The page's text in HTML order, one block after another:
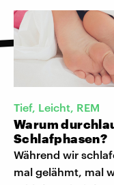
Tief, Leicht, REM
Warum
Schlafphasen?
Während wir
mal gelähmt, mal